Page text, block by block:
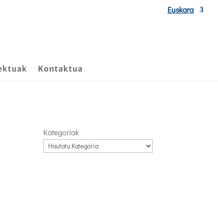
Euskara
Kontaktua
Kategoriak